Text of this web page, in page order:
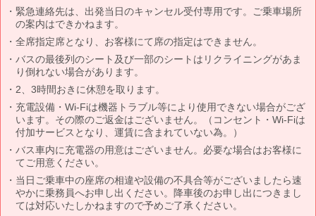
緊急連絡先は、出発当日のキャンセル受付専用です。ご乗車場所
の案内はできかねます。
全席指定席となり、お客様にて席の指定はできません。
バスの最後列のシート及び一部のシートはリクライニングがあま
り倒れない場合があります。
2、3時間おきに休憩を取ります。
充電設備・Wi-Fiは機器トラブル等により使用できない場合がござ
います。その際のご返金はございません。（コンセント・Wi-Fiは
付加サービスとなり、運賃に含まれていない為。）
バス車内に充電器の用意はございません。必要な場合はお客様に
てご用意ください。
当日ご乗車中の座席の相違や設備の不具合等がございましたら速
やかに乗務員へお申し出ください。降車後のお申し出につきまし
ては対応いたしかねますので予めご了承ください。